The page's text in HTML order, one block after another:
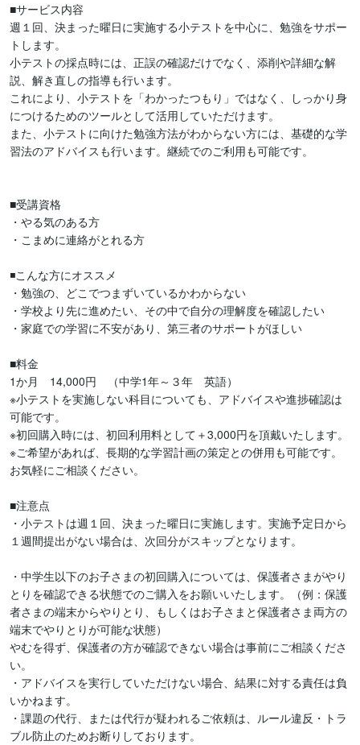
■サービス内容
週１回、決まった曜日に実施する小テストを中心に、勉強をサポー
トします。
小テストの採点時には、正誤の確認だけでなく、添削や詳細な解
説、解き直しの指導も行います。
これにより、小テストを「わかったつもり」ではなく、しっかり身
につけるためのツールとして活用していただけます。
また、小テストに向けた勉強方法がわからない方には、基礎的な学
習法のアドバイスも行います。継続でのご利用も可能です。
■受講資格
・やる気のある方
・こまめに連絡がとれる方
◾️こんな方にオススメ
・勉強の、どこでつまずいているかわからない
・学校より先に進めたい、その中で自分の理解度を確認したい
・家庭での学習に不安があり、第三者のサポートがほしい
■料金
1か月　14,000円　（中学1年～３年　英語）
※小テストを実施しない科目についても、アドバイスや進捗確認は
可能です。
※初回購入時には、初回利用料として＋3,000円を頂戴いたします。
※ご希望があれば、長期的な学習計画の策定との併用も可能です。
お気軽にご相談ください。
■注意点
・小テストは週１回、決まった曜日に実施します。実施予定日から
１週間提出がない場合は、次回分がスキップとなります。
・中学生以下のお子さまの初回購入については、保護者さまがやり
とりを確認できる状態でのご購入をお願いいたします。（例：保護
者さまの端末からやりとり、もしくはお子さまと保護者さま両方の
端末でやりとりが可能な状態）
やむを得ず、保護者の方が確認できない場合は事前にご相談くださ
い。
・アドバイスを実行していただけない場合、結果に対する責任は負
いかねます。
・課題の代行、または代行が疑われるご依頼は、ルール違反・トラ
ブル防止のためお断りしております。